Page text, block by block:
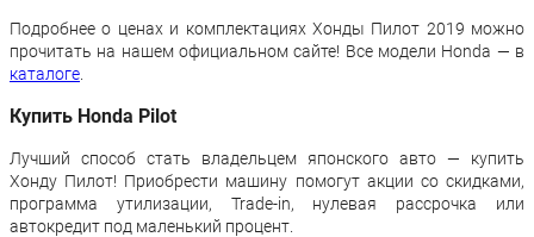
Подробнее о ценах и комплектациях Хонды Пилот 2019 можно
прочитать на нашем официальном сайте! Все модели Honda — в
каталоге
Купить Honda Pilot
Лучший способ стать владельцем японского авто — купить
Хонду Пилот! Приобрести машину помогут акции со скидками,
программа утилизации, Trade-in, нулевая рассрочка или
автокредит под маленький процент.